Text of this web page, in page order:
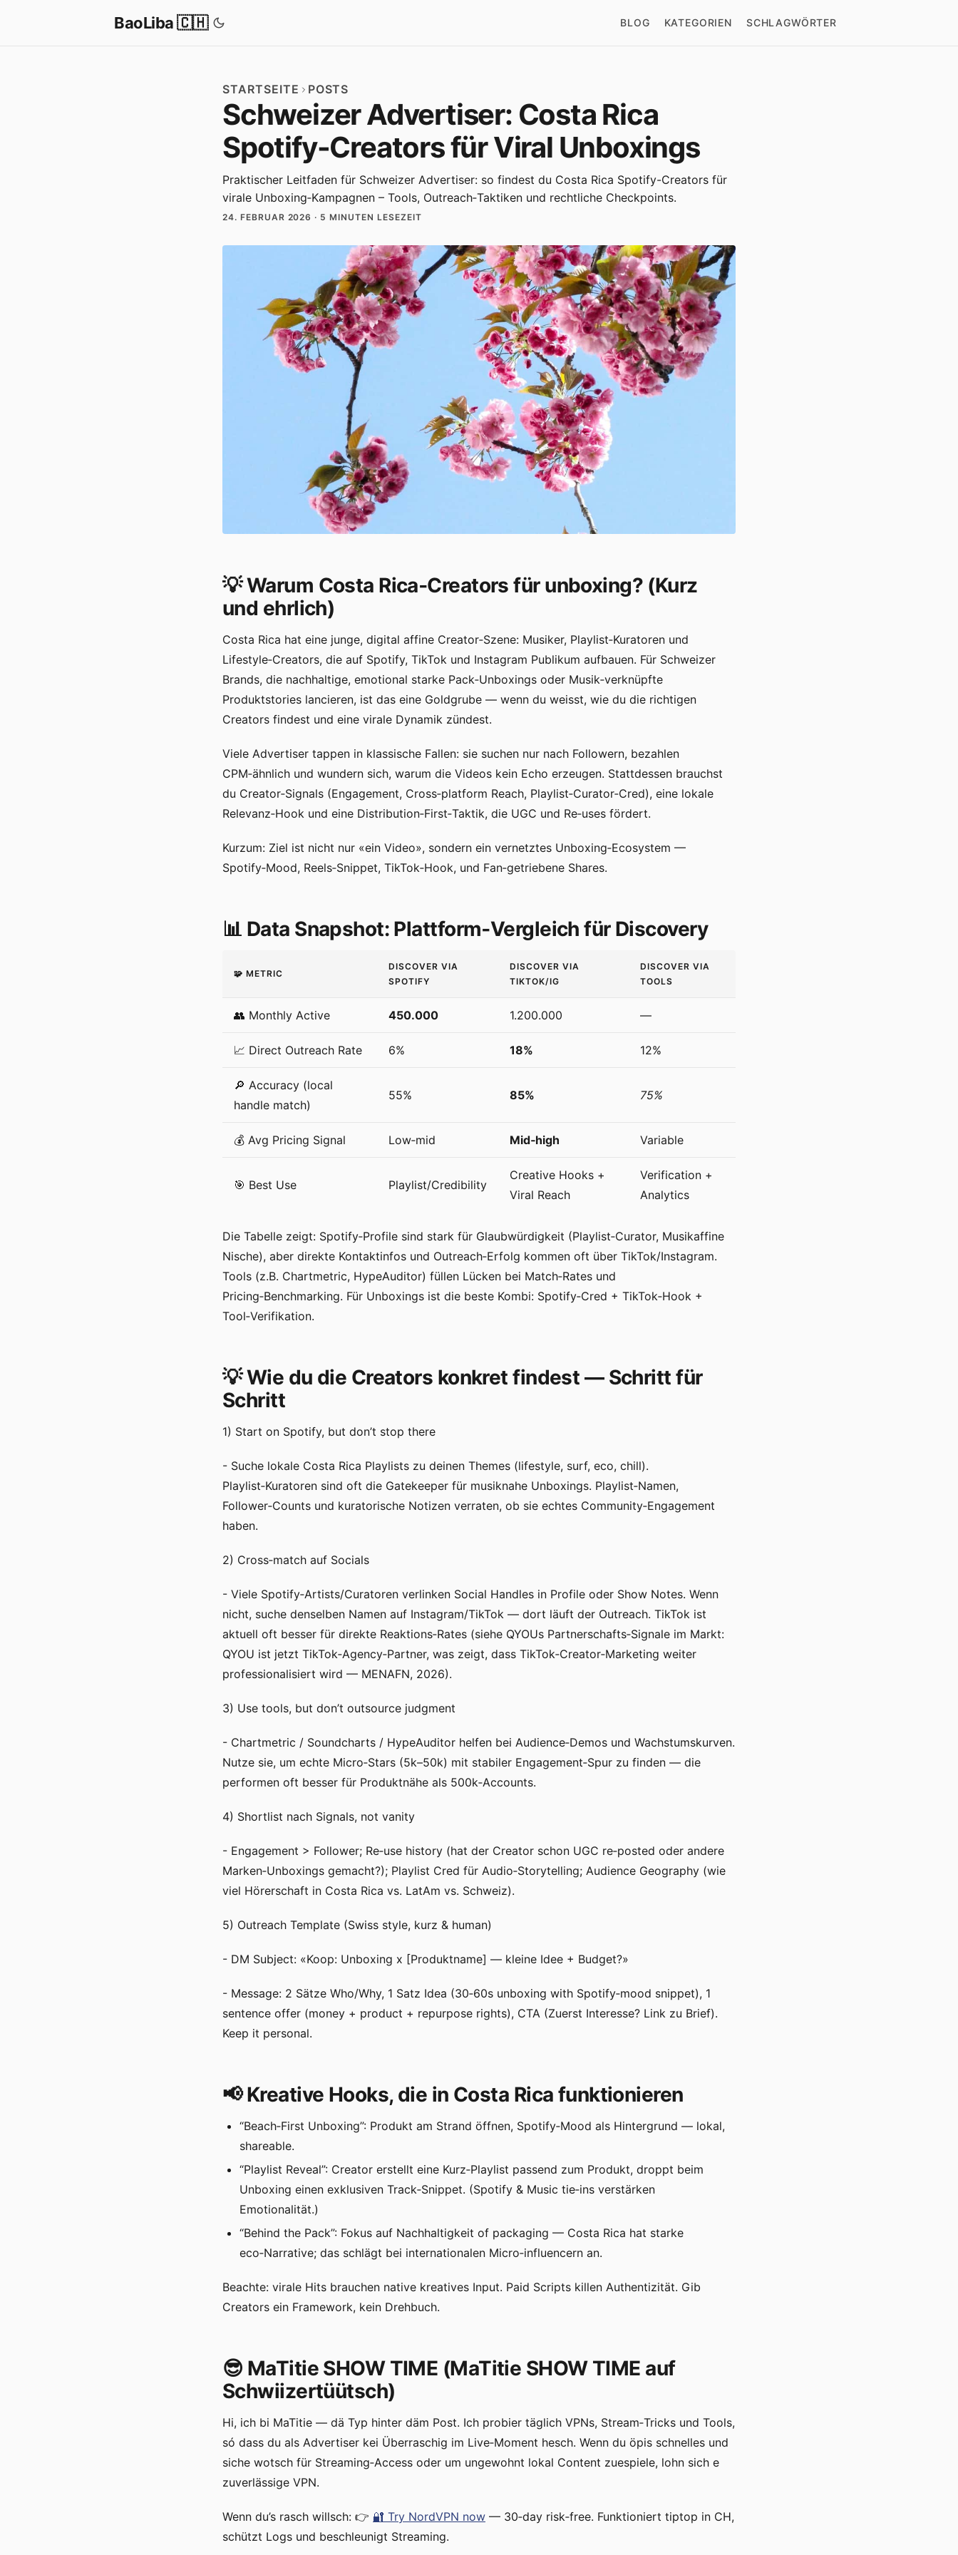
BaoLiba 🇨🇭 BLOG KATEGORIEN SCHLAGWÖRTER
STARTSEITE POSTS
Schweizer Advertiser: Costa Rica
Spotify-Creators für Viral Unboxings
Praktischer Leitfaden für Schweizer Advertiser: so findest du Costa Rica Spotify-Creators für
virale Unboxing‑Kampagnen – Tools, Outreach‑Taktiken und rechtliche Checkpoints.
24. FEBRUAR 2026 · 5 MINUTEN LESEZEIT
💡 Warum Costa Rica‑Creators für unboxing? (Kurz
und ehrlich)
Costa Rica hat eine junge, digital affine Creator‑Szene: Musiker, Playlist‑Kuratoren und
Lifestyle‑Creators, die auf Spotify, TikTok und Instagram Publikum aufbauen. Für Schweizer
Brands, die nachhaltige, emotional starke Pack‑Unboxings oder Musik‑verknüpfte
Produktstories lancieren, ist das eine Goldgrube — wenn du weisst, wie du die richtigen
Creators findest und eine virale Dynamik zündest.
Viele Advertiser tappen in klassische Fallen: sie suchen nur nach Followern, bezahlen
CPM‑ähnlich und wundern sich, warum die Videos kein Echo erzeugen. Stattdessen brauchst
du Creator‑Signals (Engagement, Cross‑platform Reach, Playlist‑Curator‑Cred), eine lokale
Relevanz‑Hook und eine Distribution‑First‑Taktik, die UGC und Re‑uses fördert.
Kurzum: Ziel ist nicht nur «ein Video», sondern ein vernetztes Unboxing‑Ecosystem —
Spotify‑Mood, Reels‑Snippet, TikTok‑Hook, und Fan‑getriebene Shares.
📊 Data Snapshot: Plattform‑Vergleich für Discovery
🧩 METRIC
DISCOVER VIA
SPOTIFY
DISCOVER VIA
TIKTOK/IG
DISCOVER VIA
TOOLS
👥 Monthly Active 450.000 1.200.000 —
📈 Direct Outreach Rate 6% 18% 12%
🔎 Accuracy (local
handle match)
55% 85% 75%
💰 Avg Pricing Signal Low‑mid Mid‑high Variable
🎯 Best Use Playlist/Credibility
Creative Hooks +
Viral Reach
Verification +
Analytics
Die Tabelle zeigt: Spotify‑Profile sind stark für Glaubwürdigkeit (Playlist‑Curator, Musikaffine
Nische), aber direkte Kontaktinfos und Outreach‑Erfolg kommen oft über TikTok/Instagram.
Tools (z.B. Chartmetric, HypeAuditor) füllen Lücken bei Match‑Rates und
Pricing‑Benchmarking. Für Unboxings ist die beste Kombi: Spotify‑Cred + TikTok‑Hook +
Tool‑Verifikation.
💡 Wie du die Creators konkret findest — Schritt für
Schritt
1) Start on Spotify, but don’t stop there
- Suche lokale Costa Rica Playlists zu deinen Themes (lifestyle, surf, eco, chill).
Playlist‑Kuratoren sind oft die Gatekeeper für musiknahe Unboxings. Playlist‑Namen,
Follower‑Counts und kuratorische Notizen verraten, ob sie echtes Community‑Engagement
haben.
2) Cross‑match auf Socials
- Viele Spotify‑Artists/Curatoren verlinken Social Handles in Profile oder Show Notes. Wenn
nicht, suche denselben Namen auf Instagram/TikTok — dort läuft der Outreach. TikTok ist
aktuell oft besser für direkte Reaktions‑Rates (siehe QYOUs Partnerschafts‑Signale im Markt:
QYOU ist jetzt TikTok‑Agency‑Partner, was zeigt, dass TikTok‑Creator‑Marketing weiter
professionalisiert wird — MENAFN, 2026).
3) Use tools, but don’t outsource judgment
- Chartmetric / Soundcharts / HypeAuditor helfen bei Audience‑Demos und Wachstumskurven.
Nutze sie, um echte Micro‑Stars (5k–50k) mit stabiler Engagement‑Spur zu finden — die
performen oft besser für Produktnähe als 500k‑Accounts.
4) Shortlist nach Signals, not vanity
- Engagement > Follower; Re‑use history (hat der Creator schon UGC re‑posted oder andere
Marken‑Unboxings gemacht?); Playlist Cred für Audio‑Storytelling; Audience Geography (wie
viel Hörerschaft in Costa Rica vs. LatAm vs. Schweiz).
5) Outreach Template (Swiss style, kurz & human)
- DM Subject: «Koop: Unboxing x [Produktname] — kleine Idee + Budget?»
- Message: 2 Sätze Who/Why, 1 Satz Idea (30‑60s unboxing with Spotify‑mood snippet), 1
sentence offer (money + product + repurpose rights), CTA (Zuerst Interesse? Link zu Brief).
Keep it personal.
📢 Kreative Hooks, die in Costa Rica funktionieren
“Beach‑First Unboxing”: Produkt am Strand öffnen, Spotify‑Mood als Hintergrund — lokal,
shareable.
“Playlist Reveal”: Creator erstellt eine Kurz‑Playlist passend zum Produkt, droppt beim
Unboxing einen exklusiven Track‑Snippet. (Spotify & Music tie‑ins verstärken
Emotionalität.)
“Behind the Pack”: Fokus auf Nachhaltigkeit of packaging — Costa Rica hat starke
eco‑Narrative; das schlägt bei internationalen Micro‑influencern an.
Beachte: vira­le Hits brauchen native kreatives Input. Paid Scripts killen Authentizität. Gib
Creators ein Framework, kein Drehbuch.
😎 MaTitie SHOW TIME (MaTitie SHOW TIME auf
Schwiizertüütsch)
Hi, ich bi MaTitie — dä Typ hinter däm Post. Ich probier täglich VPNs, Stream‑Tricks und Tools,
só dass du als Advertiser kei Überraschig im Live‑Moment hesch. Wenn du öpis schnelles und
siche wotsch für Streaming‑Access oder um ungewohnt lokal Content zuespiele, lohn sich e
zuverlässige VPN.
Wenn du’s rasch willsch: 👉 🔐 Try NordVPN now — 30‑day risk‑free. Funktioniert tiptop in CH,
schützt Logs und beschleunigt Streaming.